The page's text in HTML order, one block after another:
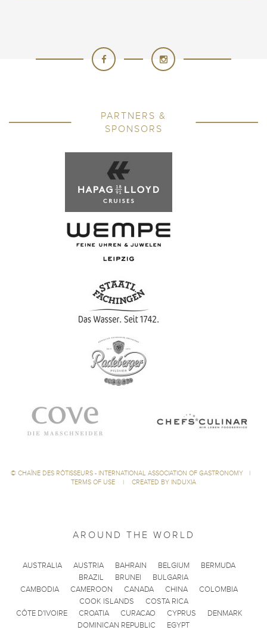
PARTNERS &
SPONSORS
© CHAÎNE DES RÔTISSEURS - INTERNATIONAL ASSOCIATION OF GASTRONOMY
|
TERMS OF USE
| CREATED BY INDUXIA
AROUND THE WORLD
AUSTRALIA AUSTRIA BAHRAIN BELGIUM
BERMUDA
BRAZIL
BRUNEI
BULGARIA
CAMBODIA
CAMEROON CANADA CHINA
COLOMBIA
COOK ISLANDS
COSTA RICA
CÔTE D'IVOIRE
CROATIA CURACAO CYPRUS
DENMARK
DOMINICAN REPUBLIC
EGYPT